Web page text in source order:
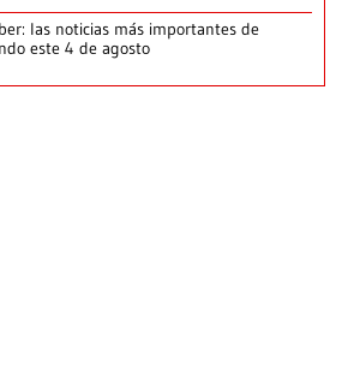
las noticias más importantes de
este 4 de agosto